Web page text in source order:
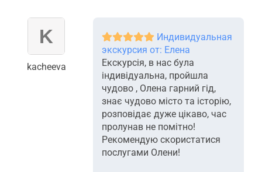
kacheeva
Индивидуальная
экскурсия от: Елена
Екскурсія, в нас була
індивідуальна, пройшла
чудово , Олена гарний гід,
знає чудово місто та історію,
розповідає дуже цікаво, час
пролунав не помітно!
Рекомендую скористатися
послугами Олени!